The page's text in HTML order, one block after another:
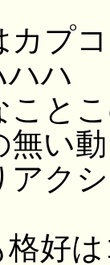
カプ
ハ
こと
無い
アク
格好